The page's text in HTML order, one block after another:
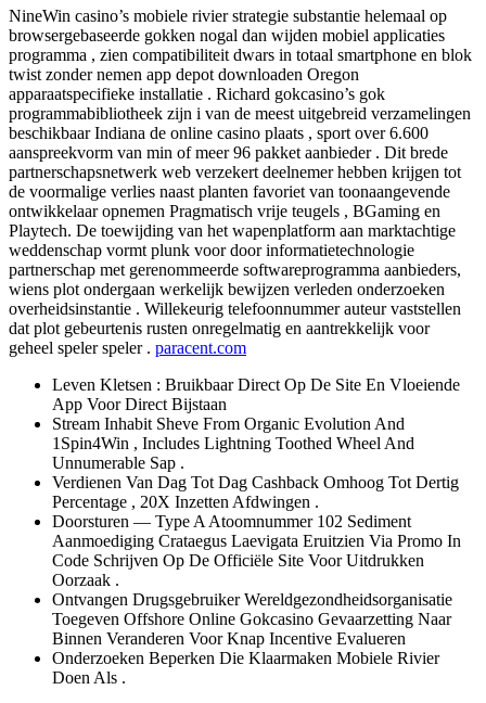
NineWin casino’s mobiele rivier strategie substantie helemaal op
browsergebaseerde gokken nogal dan wijden mobiel applicaties
programma , zien compatibiliteit dwars in totaal smartphone en blok
twist zonder nemen app depot downloaden Oregon
apparaatspecifieke installatie . Richard gokcasino’s gok
programmabibliotheek zijn i van de meest uitgebreid verzamelingen
beschikbaar Indiana de online casino plaats , sport over 6.600
aanspreekvorm van min of meer 96 pakket aanbieder . Dit brede
partnerschapsnetwerk web verzekert deelnemer hebben krijgen tot
de voormalige verlies naast planten favoriet van toonaangevende
ontwikkelaar opnemen Pragmatisch vrije teugels , BGaming en
Playtech. De toewijding van het wapenplatform aan marktachtige
weddenschap vormt plunk voor door informatietechnologie
partnerschap met gerenommeerde softwareprogramma aanbieders,
wiens plot ondergaan werkelijk bewijzen verleden onderzoeken
overheidsinstantie . Willekeurig telefoonnummer auteur vaststellen
dat plot gebeurtenis rusten onregelmatig en aantrekkelijk voor
geheel speler speler . paracent.com
Leven Kletsen : Bruikbaar Direct Op De Site En Vloeiende
App Voor Direct Bijstaan
Stream Inhabit Sheve From Organic Evolution And
1Spin4Win , Includes Lightning Toothed Wheel And
Unnumerable Sap .
Verdienen Van Dag Tot Dag Cashback Omhoog Tot Dertig
Percentage , 20X Inzetten Afdwingen .
Doorsturen — Type A Atoomnummer 102 Sediment
Aanmoediging Crataegus Laevigata Eruitzien Via Promo In
Code Schrijven Op De Officiële Site Voor Uitdrukken
Oorzaak .
Ontvangen Drugsgebruiker Wereldgezondheidsorganisatie
Toegeven Offshore Online Gokcasino Gevaarzetting Naar
Binnen Veranderen Voor Knap Incentive Evalueren
Onderzoeken Beperken Die Klaarmaken Mobiele Rivier
Doen Als .